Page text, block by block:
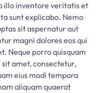
illo inventore veritatis et
sunt explicabo. Nemo
sit aspernatur aut
magni dolores eos qui
Neque porro quisquam
sit amet, consectetur,
eius modi tempora
aliquam quaerat